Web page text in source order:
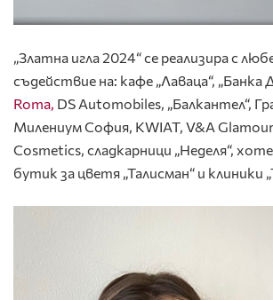
„Златна игла 2024“ се реализира с
съдействие на: кафе „Лаваца“, „Банка
Roma, DS Automobiles, „Балкантел“,
Милениум София, KWIAT, V&A
Cosmetics, сладкарници „Неделя“,
бутик за цветя „Талисман“ и клиники